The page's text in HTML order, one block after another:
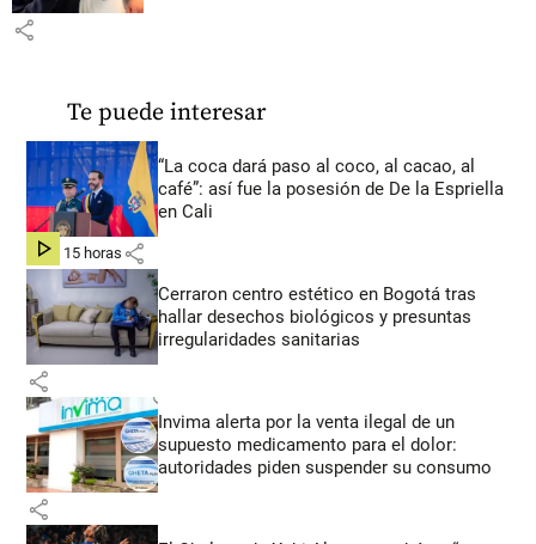
share
Te puede interesar
“La coca dará paso al coco, al cacao, al
café”: así fue la posesión de De la Espriella
en Cali
hace 15 horas share
Cerraron centro estético en Bogotá tras
hallar desechos biológicos y presuntas
irregularidades sanitarias
share
Invima alerta por la venta ilegal de un
supuesto medicamento para el dolor:
autoridades piden suspender su consumo
share